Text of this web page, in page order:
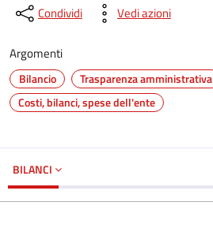
Condividi Vedi azioni
Argomenti
Bilancio
Trasparenza amministrativa
Costi, bilanci, spese dell'ente
BILANCI